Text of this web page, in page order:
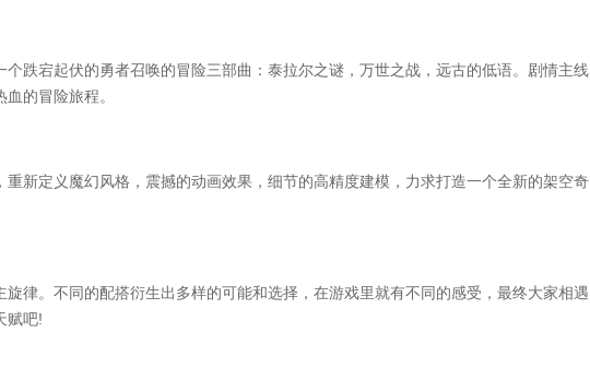
宕起伏的勇者召唤的冒险三部曲：泰拉尔之谜，万世之战，远古的低语。剧情主线
的冒险旅程。
定义魔幻风格，震撼的动画效果，细节的高精度建模，力求打造一个全新的架空奇
。不同的配搭衍生出多样的可能和选择，在游戏里就有不同的感受，最终大家相遇
赋吧!